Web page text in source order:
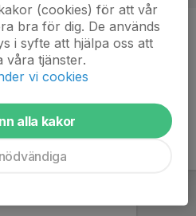
(cookies) för att vår
bra för dig. De används
i syfte att hjälpa oss att
våra tjänster.
vi cookies
alla kakor